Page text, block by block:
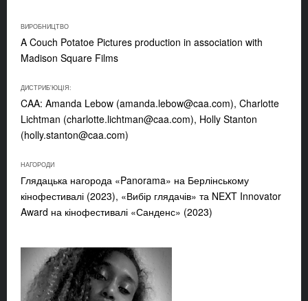
ВИРОБНИЦТВО
A Couch Potatoe Pictures production in association with
Madison Square Films
ДИСТРИБ'ЮЦІЯ:
CAA: Amanda Lebow (amanda.lebow@caa.com), Charlotte
Lichtman (charlotte.lichtman@caa.com), Holly Stanton
(holly.stanton@caa.com)
НАГОРОДИ
Глядацька нагорода «Panorama» на Берлінському
кінофестивалі (2023), «Вибір глядачів» та NEXT Innovator
Award на кінофестивалі «Санденс» (2023)